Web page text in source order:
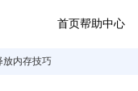
首页帮助中心
放内存技巧